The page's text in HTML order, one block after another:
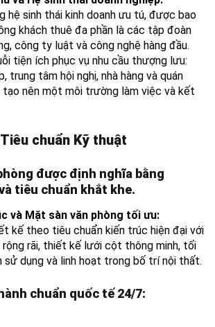
hệ sinh thái kinh doanh ưu tú, được bao
khách thuê đa phần là các tập đoàn
công ty luật và công nghệ hàng đầu.
tiện ích phục vụ nhu cầu thượng lưu:
trung tâm hội nghị, nhà hàng và quán
nên một môi trường làm việc và kết
chuẩn Kỹ thuật
được định nghĩa bằng
tiêu chuẩn khắt khe.
và Mặt sàn văn phòng tối ưu:
kế theo tiêu chuẩn kiến trúc hiện đại với
rộng rãi, thiết kế lưới cột thông minh, tối
sử dụng và linh hoạt trong bố trí nội thất.
chuẩn quốc tế 24/7: